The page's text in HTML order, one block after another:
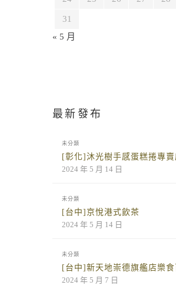
31
« 5 月
最新發布
未分類
[彰化]沐光樹手感蛋糕捲專賣
2024 年 5 月 14 日
未分類
[台中]京悅港式飲茶
2024 年 5 月 14 日
未分類
[台中]新天地崇德旗艦店樂食
2024 年 5 月 7 日